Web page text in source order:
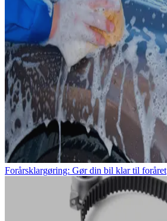
Forårsklargøring: Gør din bil klar til foråret